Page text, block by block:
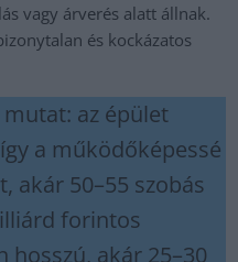
vagy árverés alatt állnak.
és kockázatos
az épület
a működőképessé
akár 50–55 szobás
forintos
akár 25–30